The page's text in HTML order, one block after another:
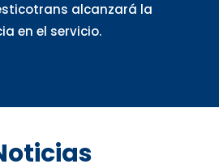
alcanzará la
en el servicio.